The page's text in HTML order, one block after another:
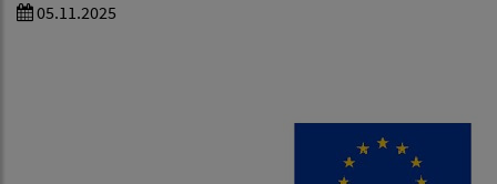
05.11.2025